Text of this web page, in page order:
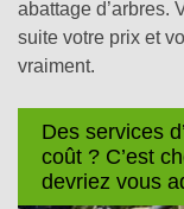
abattage d’arbres.
suite votre prix et
vraiment.
Des services
coût ? C’est
devriez vous